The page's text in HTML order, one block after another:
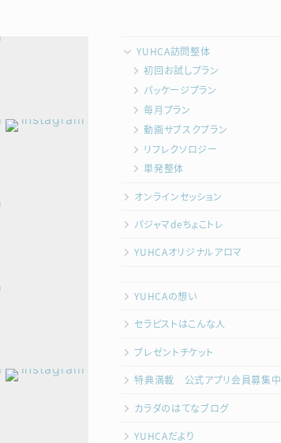
YUHCA訪問整体
初回お試しプラン
パッケージプラン
毎月プラン
動画サブスクプラン
リフレクソロジー
単発整体
オンラインセッション
パジャマdeちょこトレ
YUHCAオリジナルアロマ
YUHCAの想い
セラピストはこんな人
プレゼントチケット
特典満載 公式アプリ会員募集中
カラダのはてなブログ
YUHCAだより